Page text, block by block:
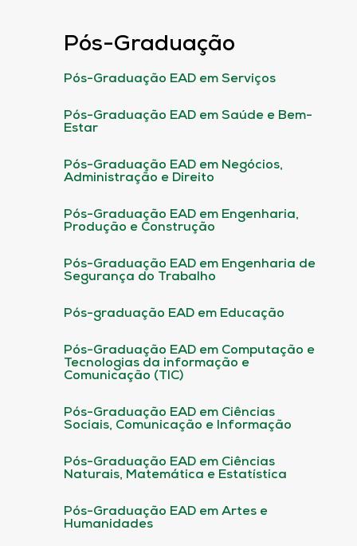
Pós-Graduação
Pós-Graduação EAD em Serviços
Pós-Graduação EAD em Saúde e Bem-
Estar
Pós-Graduação EAD em Negócios,
Administração e Direito
Pós-Graduação EAD em Engenharia,
Produção e Construção
Pós-Graduação EAD em Engenharia de
Segurança do Trabalho
Pós-graduação EAD em Educação
Pós-Graduação EAD em Computação e
Tecnologias da informação e
Comunicação (TIC)
Pós-Graduação EAD em Ciências
Sociais, Comunicação e Informação
Pós-Graduação EAD em Ciências
Naturais, Matemática e Estatística
Pós-Graduação EAD em Artes e
Humanidades